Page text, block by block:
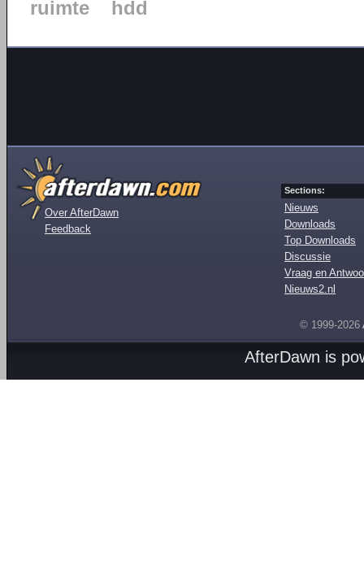
ruimte
hdd
Over AfterDawn
Feedback
Sections:
Nieuws
Downloads
Top Downloads
Discussie
Vraag en
Nieuws2.nl
© 1999-2026
AfterDawn is